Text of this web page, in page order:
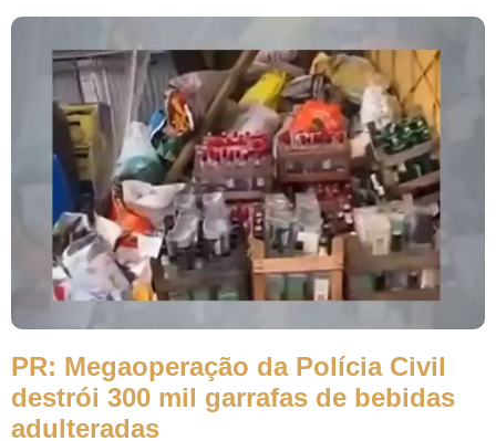
PR: Megaoperação da Polícia Civil
destrói 300 mil garrafas de bebidas
adulteradas